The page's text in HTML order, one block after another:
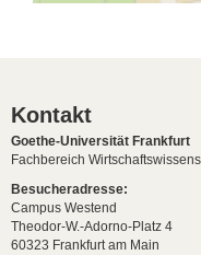
Kontakt
Goethe-Universität Frankfurt
Fachbereich
Besucheradresse:
Campus Westend
Theodor-W.-Adorno-Platz 4
60323 Frankfurt am Main